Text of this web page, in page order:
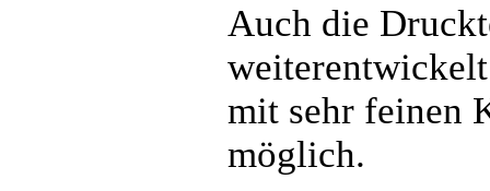
Auch die
mit sehr feinen
möglich.